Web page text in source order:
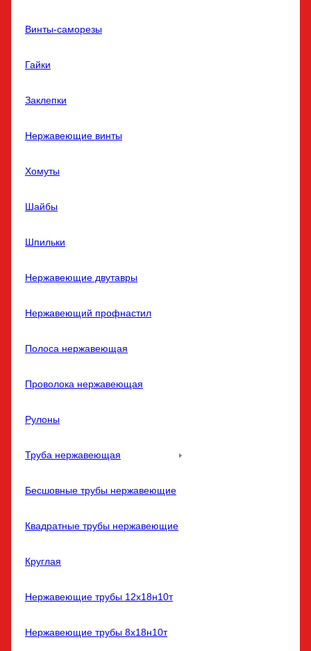
Винты-саморезы
Гайки
Заклепки
Нержавеющие винты
Хомуты
Шайбы
Шпильки
Нержавеющие двутавры
Нержавеющий профнастил
Полоса нержавеющая
Проволока нержавеющая
Рулоны
Труба нержавеющая
Бесшовные трубы нержавеющие
Квадратные трубы нержавеющие
Круглая
Нержавеющие трубы 12х18н10т
Нержавеющие трубы 8х18н10т